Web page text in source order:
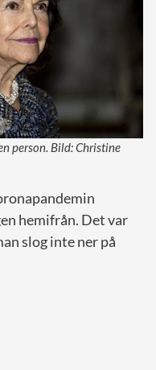
person. Bild: Christine
hemifrån. Det var
slog inte ner på